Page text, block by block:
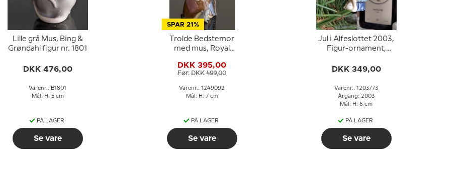
Lille grå Mus, Bing &
Grøndahl figur nr. 1801
DKK 476,00
Varenr.: B1801
Mål: H: 5 cm
PÅ LAGER
Se vare
SPAR 21%
Trolde Bedstemor
med mus, Royal
troldefigur nr. 092
DKK 395,00
Før: DKK 499,00
Varenr.: 1249092
Mål: H: 7 cm
PÅ LAGER
Se vare
Jul i Alfeslottet 2003,
Figur-ornament,
DKK 349,00
Varenr.: 1203773
Årgang: 2003
Mål: H: 6 cm
PÅ LAGER
Se vare